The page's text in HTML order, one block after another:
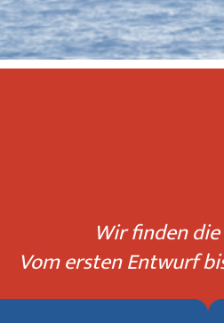
Wir findendie
Vom ersten Entwurf